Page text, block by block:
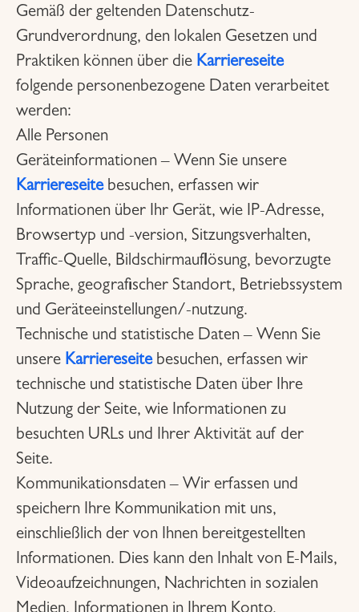
Gemäß der geltenden Datenschutz-
Grundverordnung, den lokalen Gesetzen und
Praktiken können über die Karriereseite
folgende personenbezogene Daten verarbeitet
werden:
Alle Personen
Geräteinformationen – Wenn Sie unsere
Karriereseite besuchen, erfassen wir
Informationen über Ihr Gerät, wie IP-Adresse,
Browsertyp und -version, Sitzungsverhalten,
Traffic-Quelle, Bildschirmauflösung, bevorzugte
Sprache, geografischer Standort, Betriebssystem
und Geräteeinstellungen/-nutzung.
Technische und statistische Daten – Wenn Sie
unsere Karriereseite besuchen, erfassen wir
technische und statistische Daten über Ihre
Nutzung der Seite, wie Informationen zu
besuchten URLs und Ihrer Aktivität auf der
Seite.
Kommunikationsdaten – Wir erfassen und
speichern Ihre Kommunikation mit uns,
einschließlich der von Ihnen bereitgestellten
Informationen. Dies kann den Inhalt von E-Mails,
Videoaufzeichnungen, Nachrichten in sozialen